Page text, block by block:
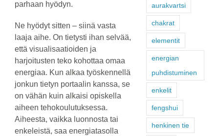
parhaan hyödyn.
Ne hyödyt sitten – siinä vasta
laaja aihe. On tietysti ihan selvää,
että visualisaatioiden ja
harjoitusten teko kohottaa omaa
energiaa. Kun alkaa työskennellä
jonkun tietyn portaalin kanssa, se
on vähän kuin alkaisi opiskella
aiheen tehokoulutuksessa.
Aiheesta, vaikka luonnosta tai
enkeleistä, saa energiatasolla
aurakvartsi
chakrat
elementit
energian
puhdistuminen
enkelit
fengshui
henkinen tie